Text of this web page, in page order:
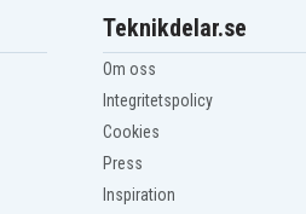
Teknikdelar.se
Om oss
Integritetspolicy
Cookies
Press
Inspiration